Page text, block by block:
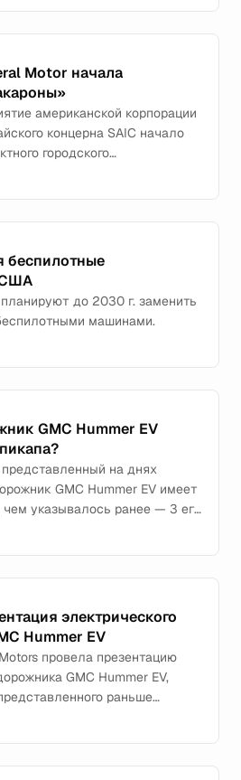
Motor начала
американской корпорации
концерна SAIC начало
городского
Hong Guang Mini EV в новой
беспилотные
США
до 2030 г. заменить
машинами.
GMC Hummer EV
на днях
GMC Hummer EV имеет
указывалось ранее — 3 его
830 л. с., тогда как
электрического
Hummer EV
провела презентацию
GMC Hummer EV,
раньше